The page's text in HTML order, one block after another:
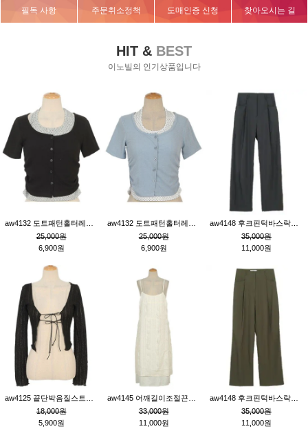
필독 사항 주문취소정책 도매인증 신청 찾아오시는 길
HIT & BEST
이노빌의 인기상품입니다
25,000원
6,900원
25,000원
6,900원
35,000원
11,000원
18,000원
5,900원
33,000원
11,000원
35,000원
11,000원